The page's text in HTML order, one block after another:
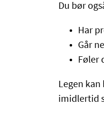
Du bør
Har
Går
Føler
Legen
imidlertid